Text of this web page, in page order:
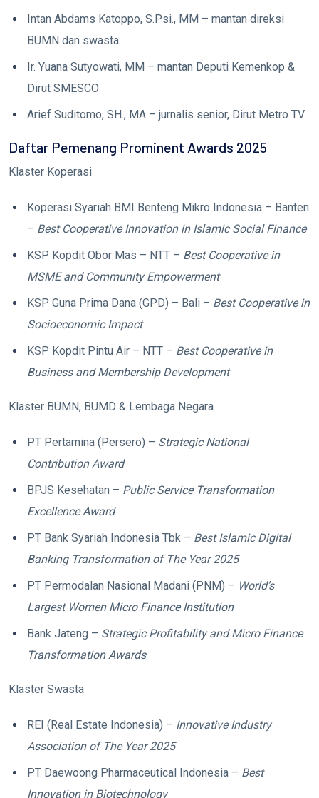
Intan Abdams Katoppo, S.Psi., MM – mantan direksi
BUMN dan swasta
Ir. Yuana Sutyowati, MM – mantan Deputi Kemenkop &
Dirut SMESCO
Arief Suditomo, SH., MA – jurnalis senior, Dirut Metro TV
Daftar Pemenang Prominent Awards 2025
Klaster Koperasi
Koperasi Syariah BMI Benteng Mikro Indonesia – Banten
– Best Cooperative Innovation in Islamic Social Finance
KSP Kopdit Obor Mas – NTT – Best Cooperative in
MSME and Community Empowerment
KSP Guna Prima Dana (GPD) – Bali – Best Cooperative in
Socioeconomic Impact
KSP Kopdit Pintu Air – NTT – Best Cooperative in
Business and Membership Development
Klaster BUMN, BUMD & Lembaga Negara
PT Pertamina (Persero) – Strategic National
Contribution Award
BPJS Kesehatan – Public Service Transformation
Excellence Award
PT Bank Syariah Indonesia Tbk – Best Islamic Digital
Banking Transformation of The Year 2025
PT Permodalan Nasional Madani (PNM) – World’s
Largest Women Micro Finance Institution
Bank Jateng – Strategic Profitability and Micro Finance
Transformation Awards
Klaster Swasta
REI (Real Estate Indonesia) – Innovative Industry
Association of The Year 2025
PT Daewoong Pharmaceutical Indonesia – Best
Innovation in Biotechnology